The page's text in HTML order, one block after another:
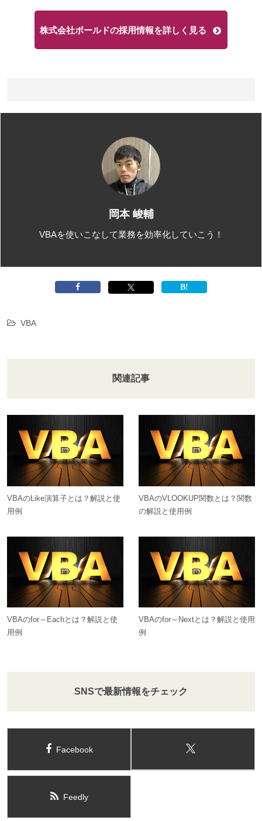
株式会社ボールドの採用情報を詳しく見る
岡本 峻輔
VBAを使いこなして業務を効率化していこう！
VBA
関連記事
VBAのLike演算子とは？解説と使
用例
VBAのVLOOKUP関数とは？関数
の解説と使用例
VBAのfor～Eachとは？解説と使
用例
VBAのfor～Nextとは？解説と使用
例
SNSで最新情報をチェック
Facebook
Feedly